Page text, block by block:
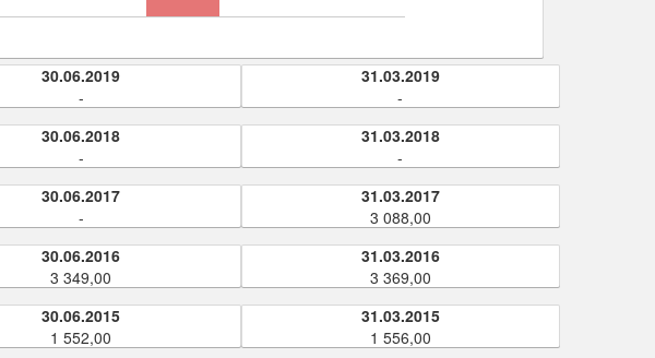
30.06.2019
-
31.03.2019
-
30.06.2018
-
31.03.2018
-
30.06.2017
-
31.03.2017
3 088,00
30.06.2016
3 349,00
31.03.2016
3 369,00
30.06.2015
1 552,00
31.03.2015
1 556,00